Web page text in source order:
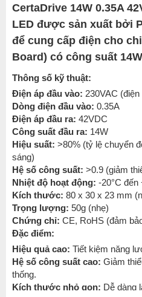
CertaDrive 14W 0.35A
LED được sản xuất bởi
để cung cấp điện cho
Board) có công suất
Thông số kỹ thuật:
Điện áp đầu vào: 230VAC
Dòng điện đầu vào: 0.35A
Điện áp đầu ra: 42VDC
Công suất đầu ra: 14W
Hiệu suất: >80% (tỷ lệ chuyển
sáng)
Hệ số công suất: >0.9 (giảm
Nhiệt độ hoạt động: -20°C đến
Kích thước: 80 x 30 x 23 mm
Trọng lượng: 50g (nhẹ)
Chứng chỉ: CE, RoHS (đảm
Đặc điểm:
Hiệu quả cao: Tiết kiệm năng
Hệ số công suất cao: Giảm
thống.
Kích thước nhỏ gọn: Dễ dàng